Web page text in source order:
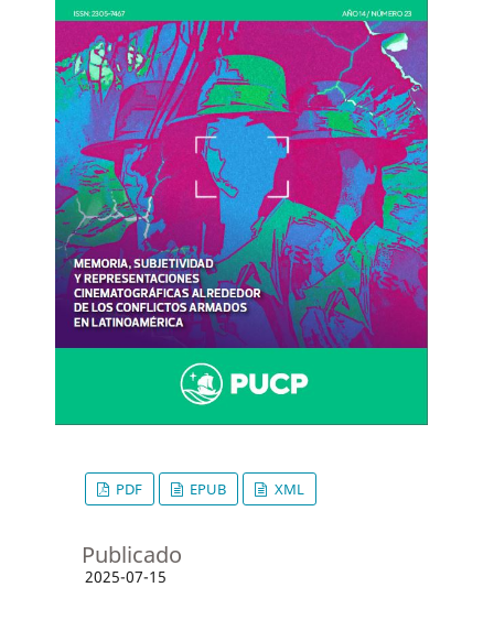
PDF EPUB XML
Publicado
2025-07-15